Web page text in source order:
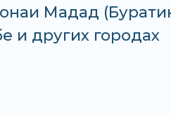
Мадад
и других городах